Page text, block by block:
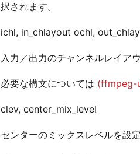
択されます。
ichl, in_chlayout ochl,
入力／出力のチャンネルレイア
必要な構文については (ffmpeg-
clev, center_mix_level
センターのミックスレベルを設